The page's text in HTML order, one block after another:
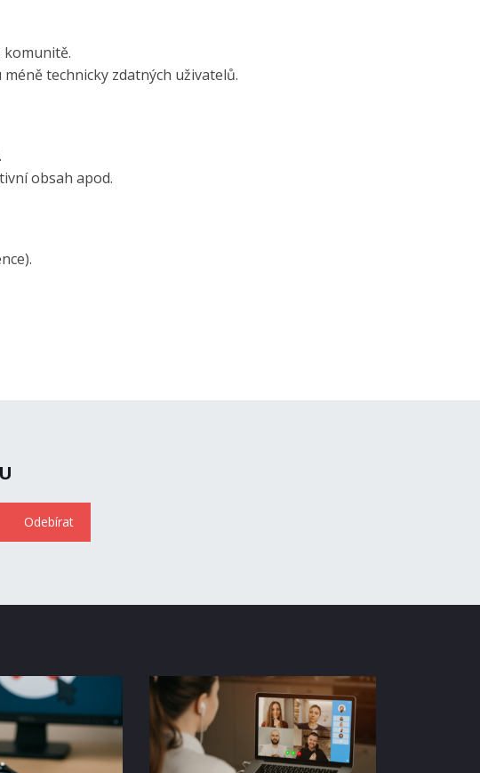
komunitě.
technicky zdatných uživatelů.
obsah apod.